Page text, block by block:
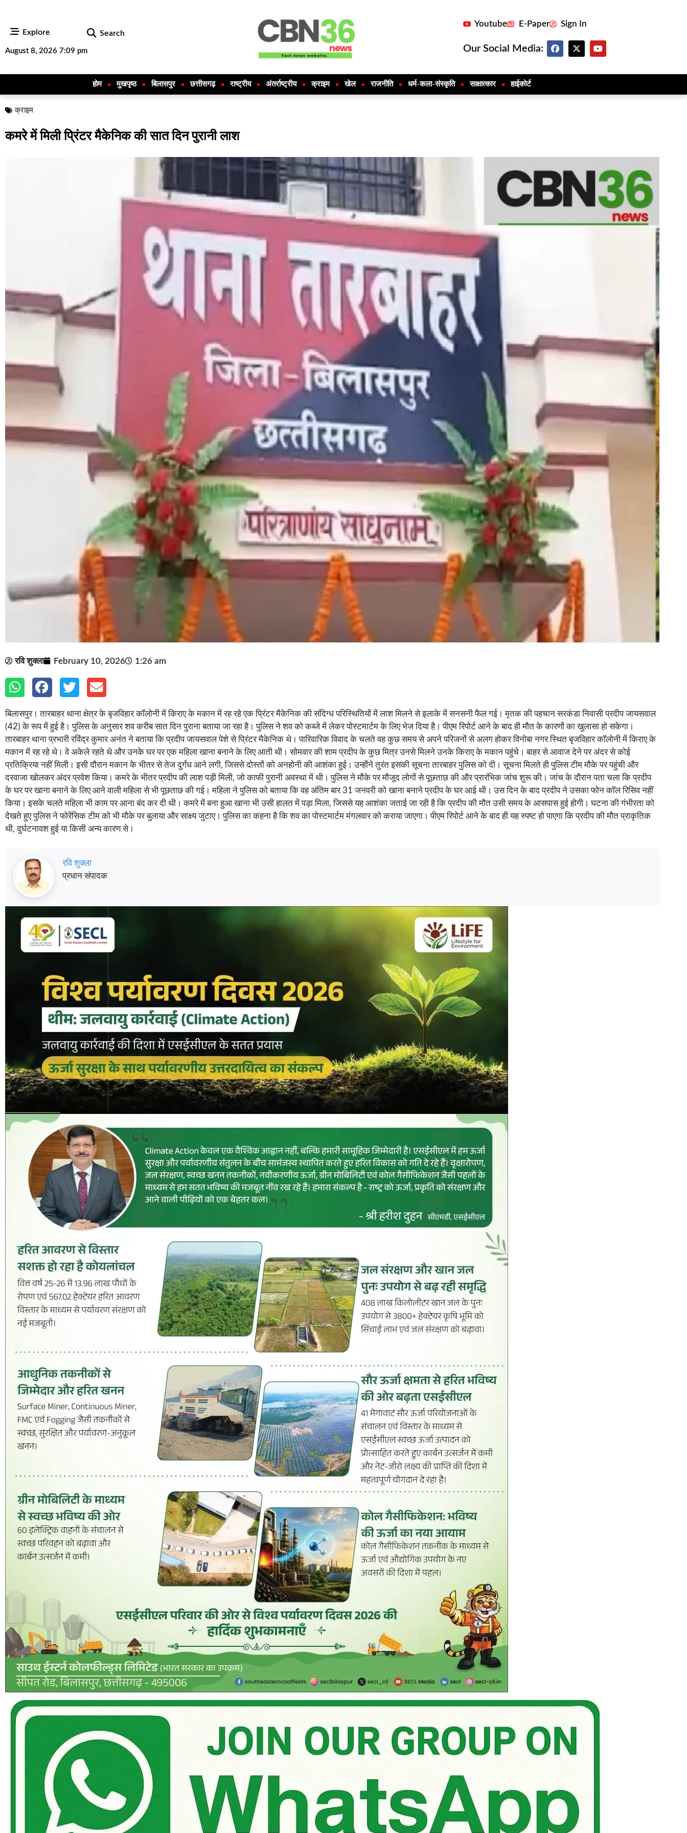
Explore Search
August 8, 2026 7:09 pm
Youtube E-Paper Sign In
Our Social Media:
होम मुखपृष्ठ बिलासपुर छत्तीसगढ़ राष्ट्रीय अंतर्राष्ट्रीय क्राइम खेल राजनीति धर्म-कला-संस्कृति साक्षात्कार हाईकोर्ट
क्राइम
कमरे में मिली प्रिंटर मैकेनिक की सात दिन पुरानी लाश
रवि शुक्ला February 10, 2026 1:26 am
बिलासपुर। तारबाहर थाना क्षेत्र के बृजविहार कॉलोनी में किराए के मकान में रह रहे एक प्रिंटर मैकेनिक की संदिग्ध परिस्थितियों में लाश मिलने से इलाके में सनसनी फैल गई। मृतक की पहचान सरकंडा निवासी प्रदीप जायसवाल
(42) के रूप में हुई है। पुलिस के अनुसार शव करीब सात दिन पुराना बताया जा रहा है। पुलिस ने शव को कब्जे में लेकर पोस्टमार्टम के लिए भेज दिया है। पीएम रिपोर्ट आने के बाद ही मौत के कारणों का खुलासा हो सकेगा।
तारबाहर थाना प्रभारी रविंद्र कुमार अनंत ने बताया कि प्रदीप जायसवाल पेशे से प्रिंटर मैकेनिक थे। पारिवारिक विवाद के चलते वह कुछ समय से अपने परिजनों से अलग होकर विनोबा नगर स्थित बृजविहार कॉलोनी में किराए के
मकान में रह रहे थे। वे अकेले रहते थे और उनके घर पर एक महिला खाना बनाने के लिए आती थी। सोमवार की शाम प्रदीप के कुछ मित्र उनसे मिलने उनके किराए के मकान पहुंचे। बाहर से आवाज देने पर अंदर से कोई
प्रतिक्रिया नहीं मिली। इसी दौरान मकान के भीतर से तेज दुर्गंध आने लगी, जिससे दोस्तों को अनहोनी की आशंका हुई। उन्होंने तुरंत इसकी सूचना तारबाहर पुलिस को दी। सूचना मिलते ही पुलिस टीम मौके पर पहुंची और
दरवाजा खोलकर अंदर प्रवेश किया। कमरे के भीतर प्रदीप की लाश पड़ी मिली, जो काफी पुरानी अवस्था में थी। पुलिस ने मौके पर मौजूद लोगों से पूछताछ की और प्रारंभिक जांच शुरू की। जांच के दौरान पता चला कि प्रदीप
के घर पर खाना बनाने के लिए आने वाली महिला से भी पूछताछ की गई। महिला ने पुलिस को बताया कि वह अंतिम बार 31 जनवरी को खाना बनाने प्रदीप के घर आई थी। उस दिन के बाद प्रदीप ने उसका फोन कॉल रिसिव नहीं
किया। इसके चलते महिला भी काम पर आना बंद कर दी थी। कमरे में बना हुआ खाना भी उसी हालत में पड़ा मिला, जिससे यह आशंका जताई जा रही है कि प्रदीप की मौत उसी समय के आसपास हुई होगी। घटना की गंभीरता को
देखते हुए पुलिस ने फोरेंसिक टीम को भी मौके पर बुलाया और साक्ष्य जुटाए। पुलिस का कहना है कि शव का पोस्टमार्टम मंगलवार को कराया जाएगा। पीएम रिपोर्ट आने के बाद ही यह स्पष्ट हो पाएगा कि प्रदीप की मौत प्राकृतिक
थी, दुर्घटनावश हुई या किसी अन्य कारण से।
रवि शुक्ला
प्रधान संपादक